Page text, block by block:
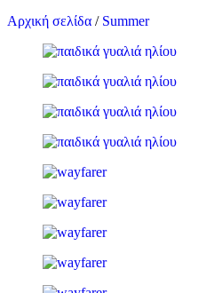
Αρχική σελίδα / Summer